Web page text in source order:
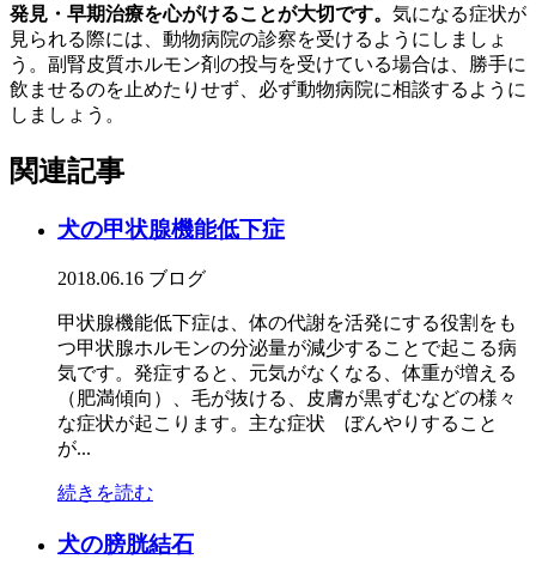
発見・早期治療を心がけることが大切です。 気になる症状が
見られる際には、動物病院の診察を受けるようにしましょ
う。副腎皮質ホルモン剤の投与を受けている場合は、勝手に
飲ませるのを止めたりせず、必ず動物病院に相談するように
しましょう。
関連記事
犬の甲状腺機能低下症
2018.06.16 ブログ
甲状腺機能低下症は、体の代謝を活発にする役割をも
つ甲状腺ホルモンの分泌量が減少することで起こる病
気です。発症すると、元気がなくなる、体重が増える
（肥満傾向）、毛が抜ける、皮膚が黒ずむなどの様々
な症状が起こります。主な症状 ぼんやりすること
が...
続きを読む
犬の膀胱結石